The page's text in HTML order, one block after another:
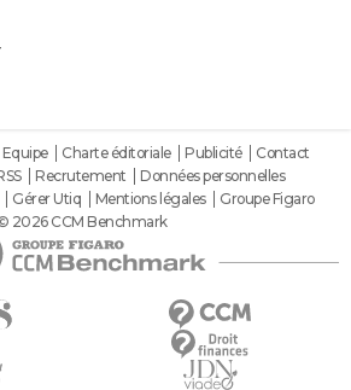
Equipe Charte éditoriale Publicité
Contact
Recrutement
Données personnelles
Gérer Utiq Mentions légales
Groupe Figaro
2026 CCM Benchmark